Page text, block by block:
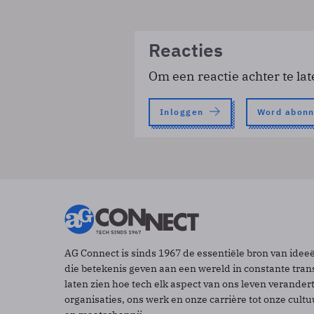
Reacties
Om een reactie achter te
Inloggen Word
AG Connect is sinds 1967 de essentiële bron van
die betekenis geven aan een wereld in constante
laten zien hoe tech elk aspect van ons leven
organisaties, ons werk en onze carrière tot onze